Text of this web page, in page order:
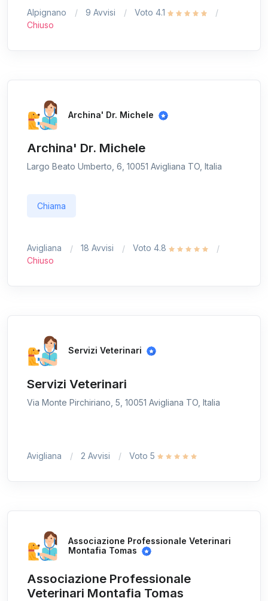
Alpignano 9 Avvisi
Voto 4.1
Chiuso
Archina' Dr. Michele
Archina' Dr. Michele
Largo Beato Umberto, 6, 10051 Avigliana TO, Italia
Chiama
Avigliana 18 Avvisi
Voto 4.8
Chiuso
Servizi Veterinari
Servizi Veterinari
Via Monte Pirchiriano, 5, 10051 Avigliana TO, Italia
Avigliana 2 Avvisi Voto 5
Associazione Professionale Veterinari
Montafia Tomas
Associazione Professionale
Veterinari Montafia Tomas